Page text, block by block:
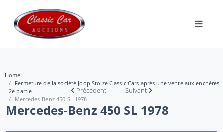
Home
Fermeture de la société Joop Stolze Classic Cars après une vente aux enchères -
2e partie
Mercedes-Benz 450 SL 1978
Précédent Suivant
Mercedes-Benz 450 SL 1978